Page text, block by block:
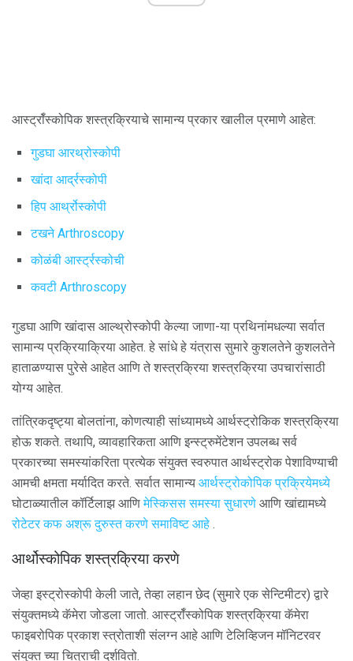
आर्स्ट्रॉस्कोपिक शस्त्रक्रियाचे सामान्य प्रकार खालील प्रमाणे आहेत:
गुडघा आरथ्रोस्कोपी
खांदा आर्द्रस्कोपी
हिप आर्थ्रोस्कोपी
टखने Arthroscopy
कोळंबी आर्स्ट्रस्कोची
कवटी Arthroscopy
गुडघा आणि खांदास आल्थ्रोस्कोपी केल्या जाणा-या प्रथिनांमधल्या सर्वात
सामान्य प्रक्रियाक्रिया आहेत. हे सांधे हे यंत्रास सुमारे कुशलतेने कुशलतेने
हाताळण्यास पुरेसे आहेत आणि ते शस्त्रक्रिया शस्त्रक्रिया उपचारांसाठी
योग्य आहेत.
तांत्रिकदृष्ट्या बोलतांना, कोणत्याही सांध्यामध्ये आर्थस्ट्रोकिक शस्त्रक्रिया
होऊ शकते. तथापि, व्यावहारिकता आणि इन्स्ट्रुमेंटेशन उपलब्ध सर्व
प्रकारच्या समस्यांकरिता प्रत्येक संयुक्त स्वरुपात आर्थस्ट्रोक पेशाविण्याची
आमची क्षमता मर्यादित करते. सर्वात सामान्य आर्थस्ट्रोकोपिक प्रक्रियेमध्ये
घोटाळ्यातील कॉर्टिलाझ आणिमेस्किसस समस्या सुधारणे आणि खांद्यामध्ये
रोटेटर कफ अश्रू दुरुस्त करणे समाविष्ट आहे .
आर्थोस्कोपिक शस्त्रक्रिया करणे
जेव्हा इस्ट्रोस्कोपी केली जाते, तेव्हा लहान छेद (सुमारे एक सेन्टिमीटर) द्वारे
संयुक्तमध्ये कॅमेरा जोडला जातो. आर्स्ट्रॉस्कोपिक शस्त्रक्रिया कॅमेरा
फाइबरोपिक प्रकाश स्त्रोताशी संलग्न आहे आणि टेलिव्हिजन मॉनिटरवर
संयुक्त च्या चित्राची दर्शवितो.